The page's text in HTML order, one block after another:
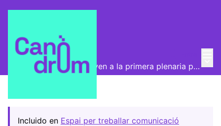
Convocatorias
Decidim el Canòdrom: ven a la primera plenaria presencial
Incluido en Espai per treballar comunicació